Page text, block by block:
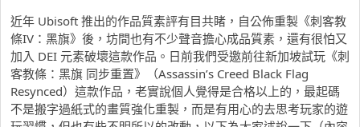
近年 Ubisoft 推出的作品質素評有目共睹，自公佈重製《刺客教
條IV：黑旗》後，坊間也有不少聲音擔心成品質素，還有很怕又
加入 DEI 元素破壞這款作品。日前我們受邀前往新加坡試玩《刺
客教條：黑旗 同步重置》（Assassin’s Creed Black Flag
Resynced）這款作品，老實說個人覺得是合格以上的，最起碼
不是搬字過紙式的畫質強化重製，而是有用心的去思考玩家的遊